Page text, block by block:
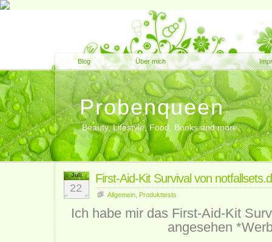
Blog Über mich
Probenqueen
Beauty, Lifestyle, Food, Books and more
Juli
22
First-Aid-Kit Survival von
Allgemein Produkttests
Ich habe mir das First-Aid-Kit
angesehen